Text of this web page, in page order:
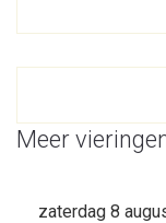
Meer
zaterdag 8